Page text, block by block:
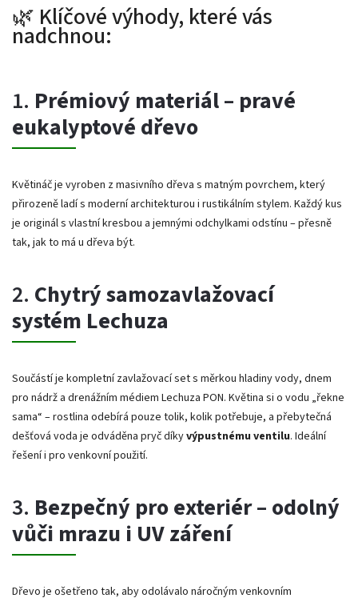
🌿 Klíčové výhody, které vás
nadchnou:
1. Prémiový materiál – pravé
eukalyptové dřevo
Květináč je vyroben z masivního dřeva s matným povrchem, který
přirozeně ladí s moderní architekturou i rustikálním stylem. Každý kus
je originál s vlastní kresbou a jemnými odchylkami odstínu – přesně
tak, jak to má u dřeva být.
2. Chytrý samozavlažovací
systém Lechuza
Součástí je kompletní zavlažovací set s měrkou hladiny vody, dnem
pro nádrž a drenážním médiem Lechuza PON. Květina si o vodu „řekne
sama“ – rostlina odebírá pouze tolik, kolik potřebuje, a přebytečná
dešťová voda je odváděna pryč díkyvýpustnému ventilu. Ideální
řešení i pro venkovní použití.
3. Bezpečný pro exteriér – odolný
vůči mrazu i UV záření
Dřevo je ošetřeno tak, aby odolávalo náročným venkovním